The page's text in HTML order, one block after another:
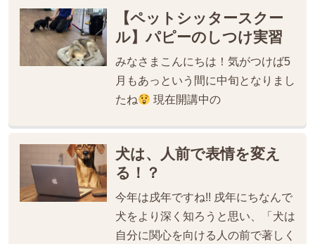
【ペットシッタースクー
ル】パピーのしつけ実習
みなさまこんにちは！気がつけば5
月もあっという間に中旬となりまし
たね
現在開講中の
犬は、人前で表情を変え
る！？
今年は戌年ですね!! 戌年にちなんで
犬をより深く知ろうと思い、「犬は
自分に関心を向ける人の前で著しく